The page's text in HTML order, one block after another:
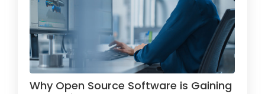
Why Open Source Software is Gaining